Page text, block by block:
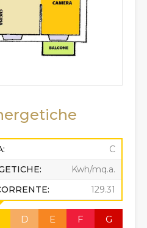
C
Kwh/mq.a.
129.31
D E F G